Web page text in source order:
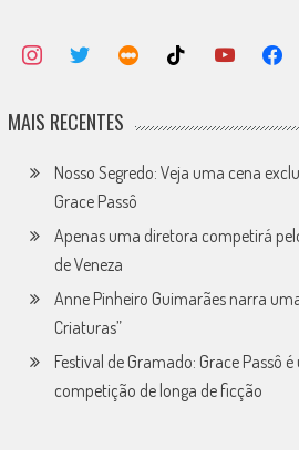
MAIS RECENTES
Nosso Segredo: Veja uma cena
Grace Passô
Apenas uma diretora competirá
de Veneza
Anne Pinheiro Guimarães narra
Criaturas”
Festival de Gramado: Grace Passô
competição de longa de ficção